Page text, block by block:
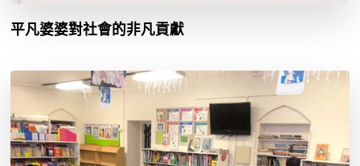
平凡婆婆對社會的非凡貢獻